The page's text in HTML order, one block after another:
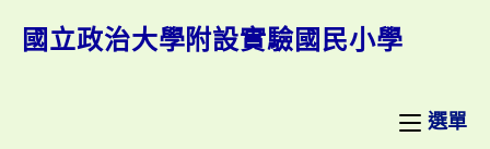
國立政治大學附設實驗國民小學
選單